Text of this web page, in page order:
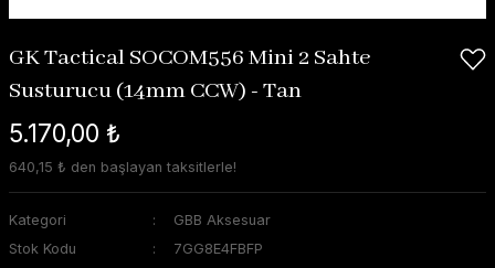
GK Tactical SOCOM556 Mini 2 Sahte
Susturucu (14mm CCW) - Tan
5.170,00 ₺
640,15 ₺ den başlayan taksitlerle!
Kategori
GBB Aksesuar
Stok Kodu
7GG8E4FBFP